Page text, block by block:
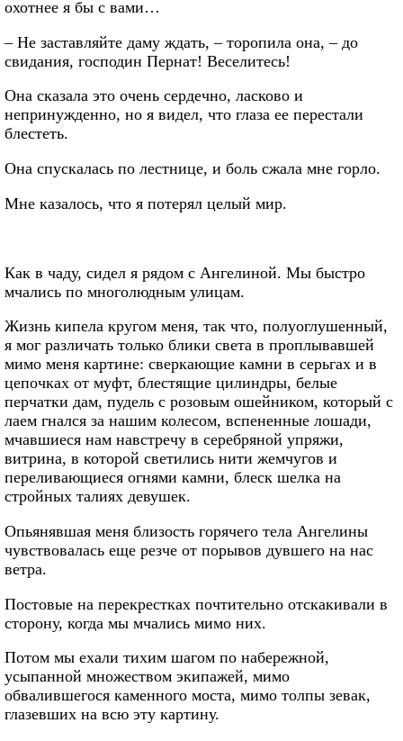
охотнее я бы с вами…
– Не заставляйте даму ждать, – торопила она, – до
свидания, господин Пернат! Веселитесь!
Она сказала это очень сердечно, ласково и
непринужденно, но я видел, что глаза ее перестали
блестеть.
Она спускалась по лестнице, и боль сжала мне горло.
Мне казалось, что я потерял целый мир.
Как в чаду, сидел я рядом с Ангелиной. Мы быстро
мчались по многолюдным улицам.
Жизнь кипела кругом меня, так что, полуоглушенный,
я мог различать только блики света в проплывавшей
мимо меня картине: сверкающие камни в серьгах и в
цепочках от муфт, блестящие цилиндры, белые
перчатки дам, пудель с розовым ошейником, который с
лаем гнался за нашим колесом, вспененные лошади,
мчавшиеся нам навстречу в серебряной упряжи,
витрина, в которой светились нити жемчугов и
переливающиеся огнями камни, блеск шелка на
стройных талиях девушек.
Опьянявшая меня близость горячего тела Ангелины
чувствовалась еще резче от порывов дувшего на нас
ветра.
Постовые на перекрестках почтительно отскакивали в
сторону, когда мы мчались мимо них.
Потом мы ехали тихим шагом по набережной,
усыпанной множеством экипажей, мимо
обвалившегося каменного моста, мимо толпы зевак,
глазевших на всю эту картину.